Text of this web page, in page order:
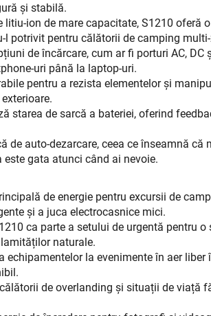
și stabilă.
litiu-ion de mare capacitate, S1210 oferă
l potrivit pentru călătorii de camping
de încărcare, cum ar fi porturi AC, DC
uri până la laptop-uri.
pentru a rezista elementelor și
starea de sarcă a bateriei, oferind
de auto-dezarcare, ceea ce înseamnă că
gata atunci când ai nevoie.
de energie pentru excursii de
și a juca electrocasnice mici.
ca parte a setului de urgentă pentru o
naturale.
echipamentelor la evenimente în aer liber
de overlanding și situații de viață